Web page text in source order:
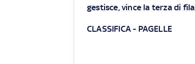
gestisce, vince la terza di
CLASSIFICA - PAGELLE